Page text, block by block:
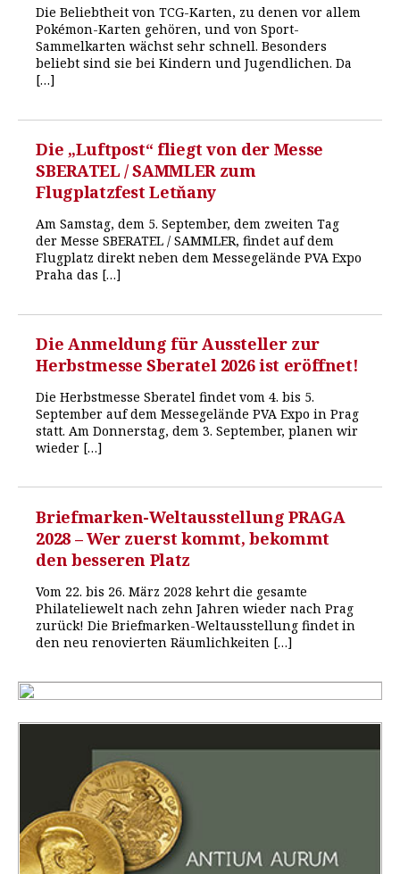
Die Beliebtheit von TCG-Karten, zu denen vor allem
Pokémon-Karten gehören, und von Sport-
Sammelkarten wächst sehr schnell. Besonders
beliebt sind sie bei Kindern und Jugendlichen. Da
[…]
Die „Luftpost“ fliegt von der Messe
SBERATEL / SAMMLER zum
Flugplatzfest Letňany
Am Samstag, dem 5. September, dem zweiten Tag
der Messe SBERATEL / SAMMLER, findet auf dem
Flugplatz direkt neben dem Messegelände PVA Expo
Praha das […]
Die Anmeldung für Aussteller zur
Herbstmesse Sberatel 2026 ist eröffnet!
Die Herbstmesse Sberatel findet vom 4. bis 5.
September auf dem Messegelände PVA Expo in Prag
statt. Am Donnerstag, dem 3. September, planen wir
wieder […]
Briefmarken-Weltausstellung PRAGA
2028 – Wer zuerst kommt, bekommt
den besseren Platz
Vom 22. bis 26. März 2028 kehrt die gesamte
Philateliewelt nach zehn Jahren wieder nach Prag
zurück! Die Briefmarken-Weltausstellung findet in
den neu renovierten Räumlichkeiten […]